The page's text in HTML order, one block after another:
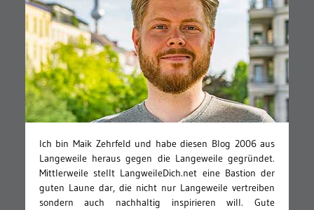
Ich bin Maik Zehrfeld und habe diesen Blog 2006 aus
Langeweile heraus gegen die Langeweile gegründet.
Mittlerweile stellt LangweileDich.net eine Bastion der
guten Laune dar, die nicht nur Langeweile vertreiben
sondern auch nachhaltig inspirieren will. Gute